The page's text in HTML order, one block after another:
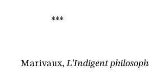
***
Marivaux,L’Indigent